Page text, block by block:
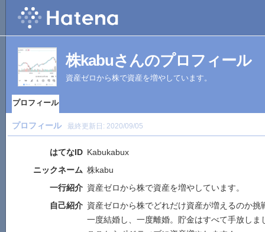
株kabuさんのプロフィール
資産ゼロから株で資産を増やしています。
プロフィール
プロフィール 最終更新日: 2020/09/05
はてなID Kabukabux
ニックネーム 株kabu
一行紹介 資産ゼロから株で資産を増やしています。
自己紹介 資産ゼロから株でどれだけ資産が増えるのか挑
一度結婚し、一度離婚。貯金はすべて手放しま